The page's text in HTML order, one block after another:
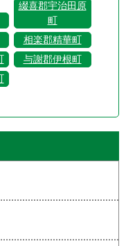
綴喜郡宇治田原
町
相楽郡精華町
与謝郡伊根町